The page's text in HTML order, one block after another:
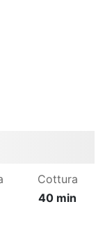
Cottura
40 min